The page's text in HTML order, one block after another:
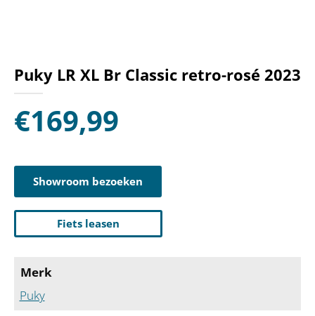
Puky LR XL Br Classic retro-rosé 2023
€169,99
Showroom bezoeken
Fiets leasen
Merk
Puky